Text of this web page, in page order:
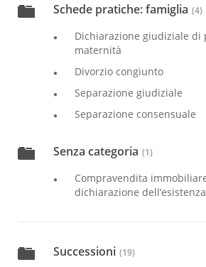
Schede pratiche: famiglia (4)
Dichiarazione giudiziale di
maternità
Divorzio congiunto
Separazione giudiziale
Separazione consensuale
Senza categoria (1)
Compravendita
dichiarazione
Successioni (19)